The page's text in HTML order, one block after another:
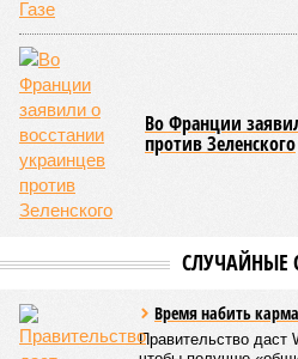
причиной столь неоднозначного
Москвы федеральную повестку
комментировал – видимо,
перемены?»
поддержать рейтинги «Единой
предвыборного списка которой
другие. Хотя, возможно, ответ
собственном опыте знает, что
каких сил это требует, и как
Готовится к отставке?